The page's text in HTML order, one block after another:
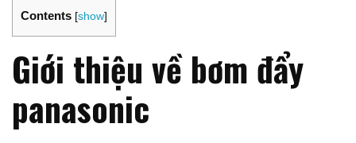
Contents [show]
Giới thiệu về bơm đẩy
panasonic